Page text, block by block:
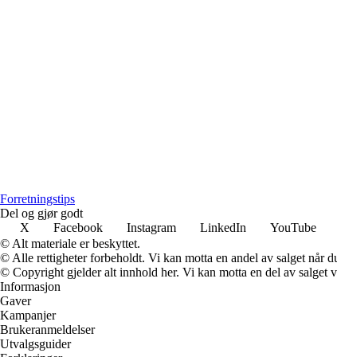
Forretningstips
Del og gjør godt
X
Facebook Instagram LinkedIn YouTube
© Alt materiale er beskyttet.
© Alle rettigheter forbeholdt. Vi kan motta en andel av salget når
© Copyright gjelder alt innhold her. Vi kan motta en del av salget
Informasjon
Gaver
Kampanjer
Brukeranmeldelser
Utvalgsguider